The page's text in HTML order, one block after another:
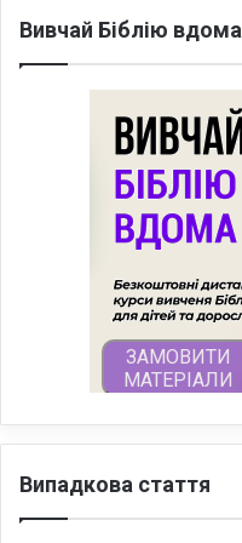
Вивчай Біблію вдома
Випадкова стаття